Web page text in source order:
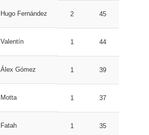
Hugo Fernández 2 45
Valentín 1 44
Álex Gómez 1 39
Motta 1 37
Fatah 1 35